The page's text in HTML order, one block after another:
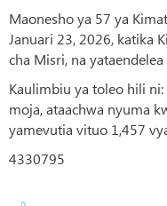
Maonesho ya 57 ya
Januari 23, 2026, katika
cha Misri, na
Kaulimbiu ya toleo hili ni:
moja, ataachwa nyuma
yamevutia vituo 1,457
4330795